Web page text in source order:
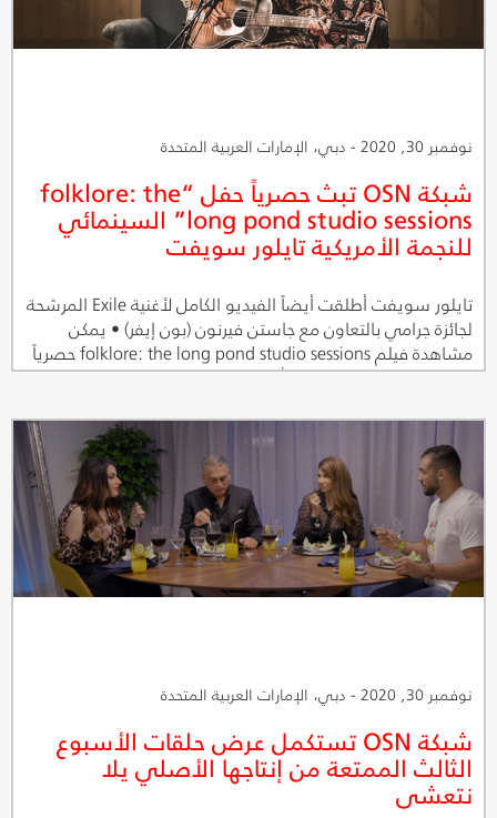
نوفمبر 30, 2020 - دبي، الإمارات العربية المتحدة
شبكة OSN تبث حصرياً حفل “folklore: the
long pond studio sessions” السينمائي
للنجمة الأمريكية تايلور سويفت
تايلور سويفت أطلقت أيضاً الفيديو الكامل لأغنية Exile المرشحة
لجائزة جرامي بالتعاون مع جاستن فيرنون (بون إيفر) • يمكن
مشاهدة فيلم folklore: the long pond studio sessions حصرياً
عبر تطبيق OSN للمشاهدة أونلاين
نوفمبر 30, 2020 - دبي، الإمارات العربية المتحدة
شبكة OSN تستكمل عرض حلقات الأسبوع
الثالث الممتعة من إنتاجها الأصلي يلا
نتعشى